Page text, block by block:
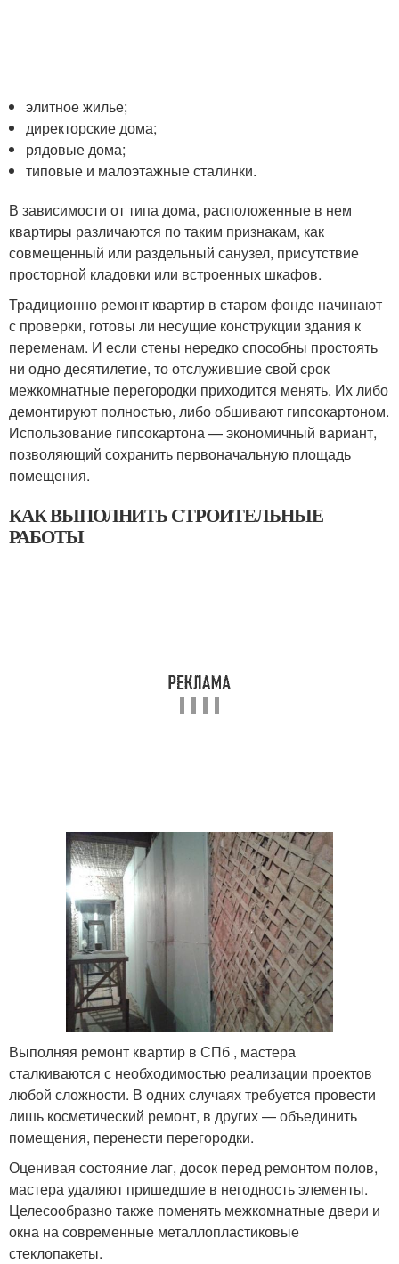
элитное жилье;
директорские дома;
рядовые дома;
типовые и малоэтажные сталинки.
В зависимости от типа дома, расположенные в нем
квартиры различаются по таким признакам, как
совмещенный или раздельный санузел, присутствие
просторной кладовки или встроенных шкафов.
Традиционно ремонт квартир в старом фонде начинают
с проверки, готовы ли несущие конструкции здания к
переменам. И если стены нередко способны простоять
ни одно десятилетие, то отслужившие свой срок
межкомнатные перегородки приходится менять. Их либо
демонтируют полностью, либо обшивают гипсокартоном.
Использование гипсокартона — экономичный вариант,
позволяющий сохранить первоначальную площадь
помещения.
КАК ВЫПОЛНИТЬ СТРОИТЕЛЬНЫЕ
РАБОТЫ
Выполняя ремонт квартир в СПб , мастера
сталкиваются с необходимостью реализации проектов
любой сложности. В одних случаях требуется провести
лишь косметический ремонт, в других — объединить
помещения, перенести перегородки.
Оценивая состояние лаг, досок перед ремонтом полов,
мастера удаляют пришедшие в негодность элементы.
Целесообразно также поменять межкомнатные двери и
окна на современные металлопластиковые
стеклопакеты.